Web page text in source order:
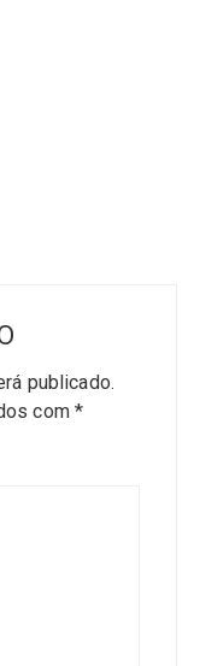
publicado.
com*